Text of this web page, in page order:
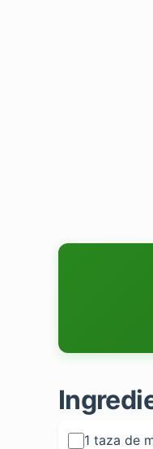
1 taza de